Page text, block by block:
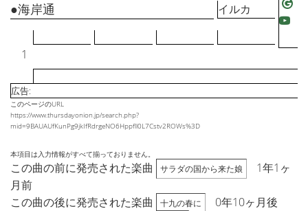
1
●海岸通 イルカ
広告:
このページのURL
https://www.thursdayonion.jp/search.php?
mid=9BAUAUfKunPg9jkIfRdrgeNO6Hppfll0L7Cstv2ROWs%3D
本項目は入力情報がすべて揃っておりません。
この曲の前に発売された楽曲 サラダの国から来た娘
1年1ヶ
月前
この曲の後に発売された楽曲
十九の春に
0年10ヶ月後